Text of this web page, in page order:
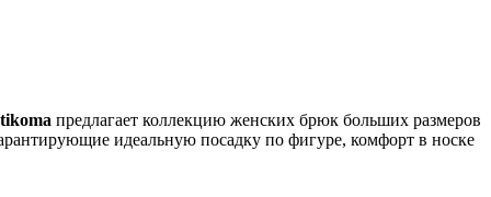
предлагает коллекцию женских брюк больших размеров
идеальную посадку по фигуре, комфорт в носке